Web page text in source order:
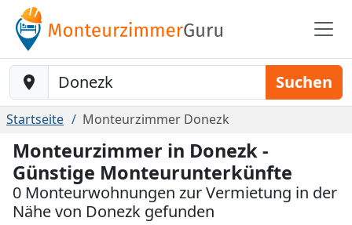
Baustelle-Location Suchen
Startseite Monteurzimmer Donezk
Monteurzimmer in Donezk -
Günstige Monteurunterkünfte
0 Monteurwohnungen zur Vermietung in der
Nähe von Donezk gefunden